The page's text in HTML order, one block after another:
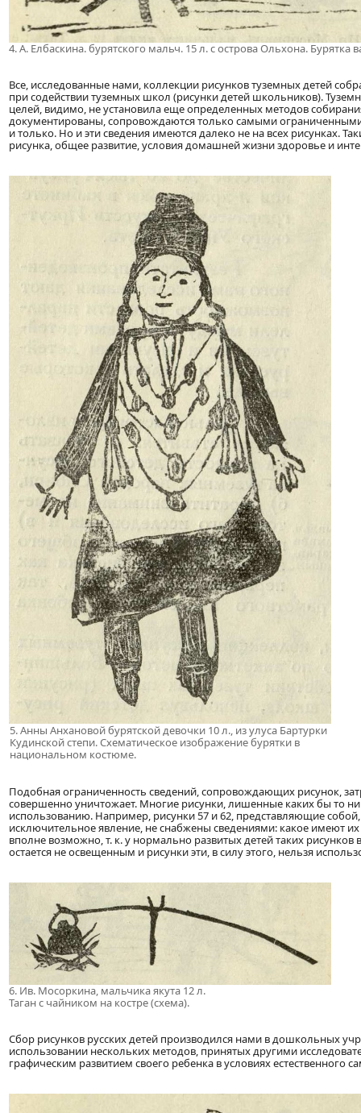
4. А. Елбаскина. бурятского мальч. 15 л. с острова Ольхона. Бурятка
Все, исследованные нами, коллекции рисунков туземных детей
при содействии туземных школ (рисунки детей школьников).
целей, видимо, не установила еще определенных методов
документированы, сопровождаются только самыми
и только. Но и эти сведения имеются далеко не на всех рисунках.
рисунка, общее развитие, условия домашней жизни здоровье и
5. Анны Анхановой бурятской девочки 10 л., из улуса Бартурки
Кудинской степи. Схематическое изображение бурятки в
национальном костюме.
Подобная ограниченность сведений, сопровождающих рисунок,
совершенно уничтожает. Многие рисунки, лишенные каких бы то
использованию. Например, рисунки 57 и 62, представляющие собой,
исключительное явление, не снабжены сведениями: какое имеют
вполне возможно, т. к. у нормально развитых детей таких
остается не освещенным и рисунки эти, в силу этого, нельзя
6. Ив. Мосоркина, мальчика якута 12 л.
Таган с чайником на костре (схема).
Сбор рисунков русских детей производился нами в дошкольных
использовании нескольких методов, принятых другими
графическим развитием своего ребенка в условиях естественного